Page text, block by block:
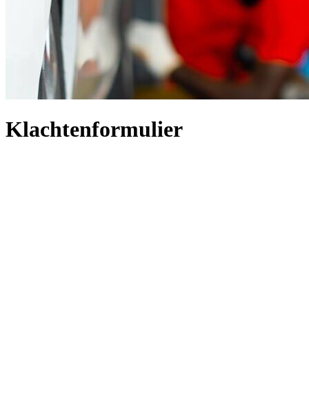
Klachtenformulier